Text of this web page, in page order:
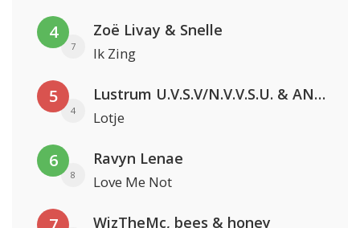
4
7
Zoë Livay & Snelle
Ik Zing
5
4
Lustrum U.V.S.V/N.V.V.S.U. & ANNO ONS & Jopke van Dobbenburgh & Roeland Beelen
Lotje
6
8
Ravyn Lenae
Love Me Not
WizTheMc, bees & honey